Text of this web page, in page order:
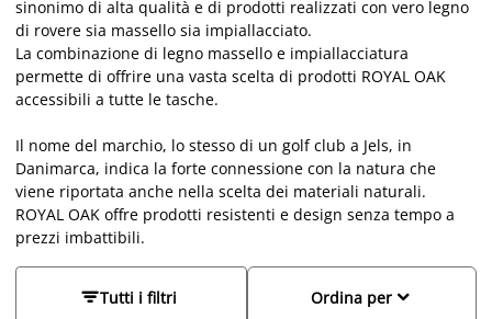
sinonimo di alta qualità e di prodotti realizzati con vero legno
di rovere sia massello sia impiallacciato.
La combinazione di legno massello e impiallacciatura
permette di offrire una vasta scelta di prodotti ROYAL OAK
accessibili a tutte le tasche.
Il nome del marchio, lo stesso di un golf club a Jels, in
Danimarca, indica la forte connessione con la natura che
viene riportata anche nella scelta dei materiali naturali.
ROYAL OAK offre prodotti resistenti e design senza tempo a
prezzi imbattibili.
Tutti i filtri 
Ordina per